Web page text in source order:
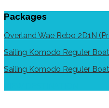
Packages
Overland Wae Rebo 2D1N
Sailing Komodo Reguler
Sailing Komodo Reguler